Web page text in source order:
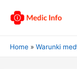
Home Warunki